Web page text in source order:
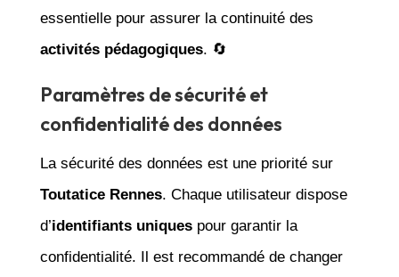
essentielle pour assurer la continuité des
activités pédagogiques. 🔄
Paramètres de sécurité et
confidentialité des données
La sécurité des données est une priorité sur
Toutatice Rennes. Chaque utilisateur dispose
d’identifiants uniquespour garantir la
confidentialité. Il est recommandé de changer